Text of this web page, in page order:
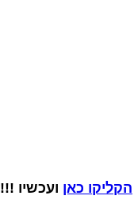
הקליקו כאן ועכשיו !!!